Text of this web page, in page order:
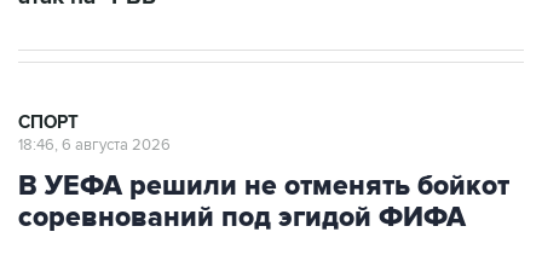
СПОРТ
18:46, 6 августа 2026
В УЕФА решили не отменять бойкот
соревнований под эгидой ФИФА